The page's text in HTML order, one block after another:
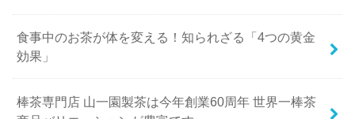
食事中のお茶が体を変える！知られざる「4つの黄金
効果」
棒茶専門店 山一園製茶は今年創業60周年 世界一棒茶